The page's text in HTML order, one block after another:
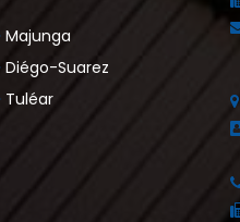
Majunga
Diégo-Suarez
Tuléar